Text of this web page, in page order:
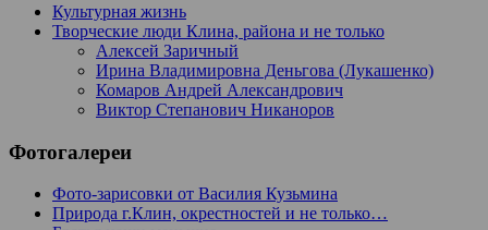
Культурная жизнь
Творческие люди Клина, района и не только
Алексей Заричный
Ирина Владимировна Деньгова (Лукашенко)
Комаров Андрей Александрович
Виктор Степанович Никаноров
Фотогалереи
Фото-зарисовки от Василия Кузьмина
Природа г.Клин, окрестностей и не только…